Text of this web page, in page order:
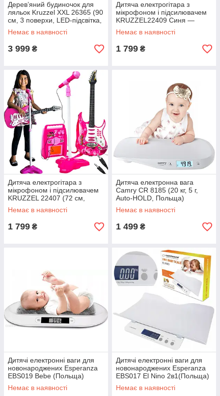
Дерев’яний будиночок для
ляльок Kruzzel XXL 26365 (90
см, 3 поверхи, LED-підсвітка,
басейн, меблі)
Немає в наявності
3 999 ₴
Дитяча електрогітара з
мікрофоном і підсилювачем
KRUZZEL22409 Синя —
світиться, грає, співає!
Немає в наявності
1 799 ₴
Дитяча електрогітара з
мікрофоном і підсилювачем
KRUZZEL 22407 (72 см,
світло, звук, рожевий колір)
Немає в наявності
1 799 ₴
Дитяча електронна вага
Camry CR 8185 (20 кг, 5 г,
Auto-HOLD, Польща)
Немає в наявності
1 499 ₴
Дитячі електронні ваги для
новонароджених Esperanza
EBS019 Bebe (Польща)
Немає в наявності
Дитячі електронні ваги для
новонароджених Esperanza
EBS017 El Nino 2в1(Польща)
Немає в наявності